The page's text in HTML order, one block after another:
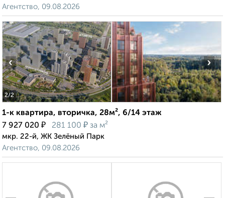
Агентство, 09.08.2026
2/2
‹ ›
1-к квартира, вторичка, 28м², 6/14 этаж
7 927 020 ₽ 281 100 ₽ за м²
мкр. 22-й, ЖК Зелёный Парк
Агентство, 09.08.2026